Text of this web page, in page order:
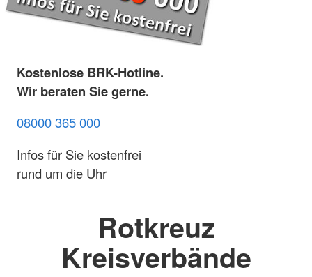
Kostenlose BRK-Hotline.
Wir beraten Sie gerne.
08000 365 000
Infos für Sie kostenfrei
rund um die Uhr
Rotkreuz
Kreisverbände